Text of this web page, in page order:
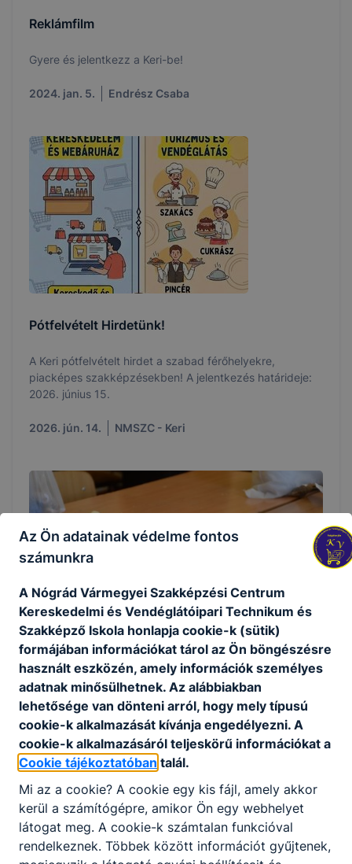
Reklámfilm
Gyere és jelentkezz a Keri-be!
2024. jan. 5. Endrész Csaba
Pótfelvételt Hirdetünk!
A Keri pótfelvételt hirdet a szabad férőhelyekre,
piacképes szakképzésekben! A jelentkezés határideje:
2026. június 15.
2026. jún. 14. NMSZC - Keri
Fenntarthatósági Témahét
A Fenntarthatósági Témahét során diákjaink számos
kreatív és szemléletformáló programban vettek részt.
2026. ápr. 21. NMSZC - Keri
Az Ön adatainak védelme fontos
számunkra
A Nógrád Vármegyei Szakképzési Centrum
Kereskedelmi és Vendéglátóipari Technikum és
Szakképző Iskola honlapja cookie-k (sütik)
formájában információkat tárol az Ön böngészésre
használt eszközén, amely információk személyes
adatnak minősülhetnek. Az alábbiakban
lehetősége van dönteni arról, hogy mely típusú
cookie-k alkalmazását kívánja engedélyezni. A
cookie-k alkalmazásáról teljeskörű információkat a
Cookie tájékoztatóban talál.
Mi az a cookie? A cookie egy kis fájl, amely akkor
kerül a számítógépre, amikor Ön egy webhelyet
látogat meg. A cookie-k számtalan funkcióval
rendelkeznek. Többek között információt gyűjtenek,